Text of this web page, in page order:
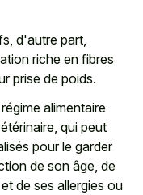
d'autre part,
riche en fibres
prise de poids.
alimentaire
qui peut
pour le garder
de son âge, de
de ses allergies ou